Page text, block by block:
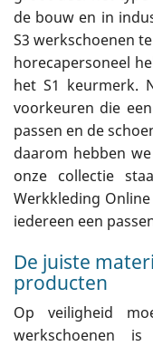
de bouw en in
S3 werkschoenen
horecapersoneel
het S1 keurmerk.
voorkeuren die
passen en de
daarom hebben
onze collectie
Werkkleding
iedereen een
De juiste
producten
Op veiligheid
werkschoenen